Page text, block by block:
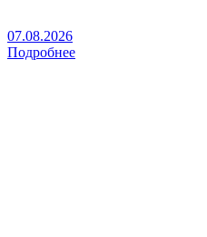
07.08.2026
Подробнее